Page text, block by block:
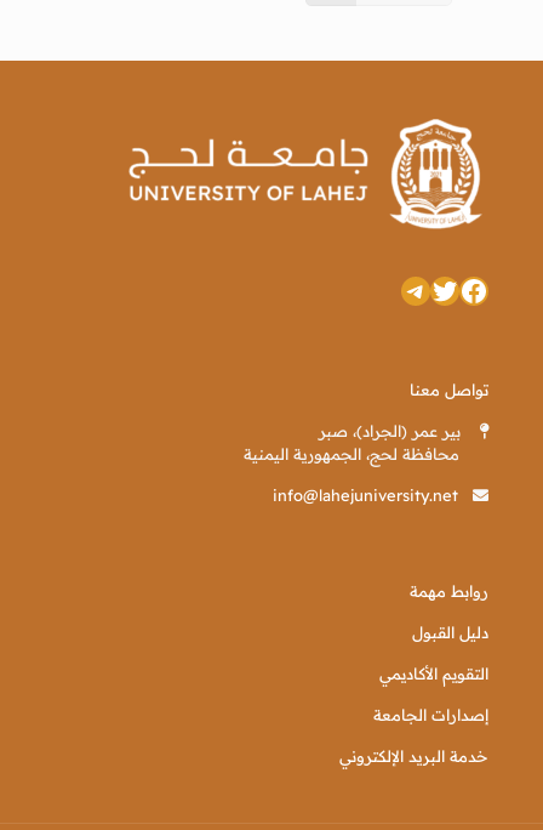
فيسبوك
تويترتيليجرام
تواصل معنا
بير عمر (الجراد)، صبر
محافظة لحج، الجمهورية اليمنية
info@lahejuniversity.net
روابط مهمة
دليل القبول
التقويم الأكاديمي
إصدارات الجامعة
خدمة البريد الإلكتروني